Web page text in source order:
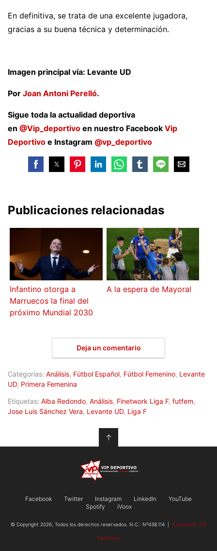
En definitiva, se trata de una excelente jugadora,
gracias a su buena técnica y determinación.
Imagen principal vía: Levante UD
Por Joan Antoni Perelló.
Sigue toda la actualidad deportiva
en @Vip_deportivo en nuestro Facebook Vip
Deportivo e Instagram @vp_deportivo
Publicaciones relacionadas
Infantino otorga a
Marruecos la final del
próximo Mundial 2030
A la espera de Mayoral
Deja un comentario
Categorías: Análisis, Fútbol Español, Fútbol Femenino, Levante
UD, Primera Femenina
Etiquetas: Alba Redondo, Análisis, Finetwork Liga F, futfem,
Jose Luis Sánchez Vera, Levante UD, Liga F
↑
Facebook Twitter Instagram LinkedIn
YouTube
Spotify
iVoox
© Copyright 2026, Todos los derechos reservados. N.C.: Nº438.114 | Asociación VIP
Deportivo